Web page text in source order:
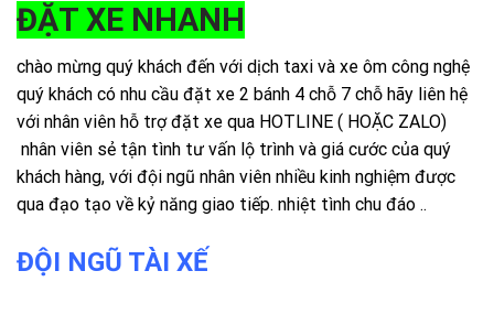
ĐẶT XE NHANH
chào mừng quý khách đến với dịch taxi và xe ôm công nghệ
quý khách có nhu cầu đặt xe 2 bánh 4 chỗ 7 chỗ hãy liên hệ
với nhân viên hỗ trợ đặt xe qua HOTLINE ( HOẶC ZALO)
nhân viên sẻ tận tình tư vấn lộ trình và giá cước của quý
khách hàng, với đội ngũ nhân viên nhiều kinh nghiệm được
qua đạo tạo về kỷ năng giao tiếp. nhiệt tình chu đáo ..
ĐỘI NGŨ TÀI XẾ